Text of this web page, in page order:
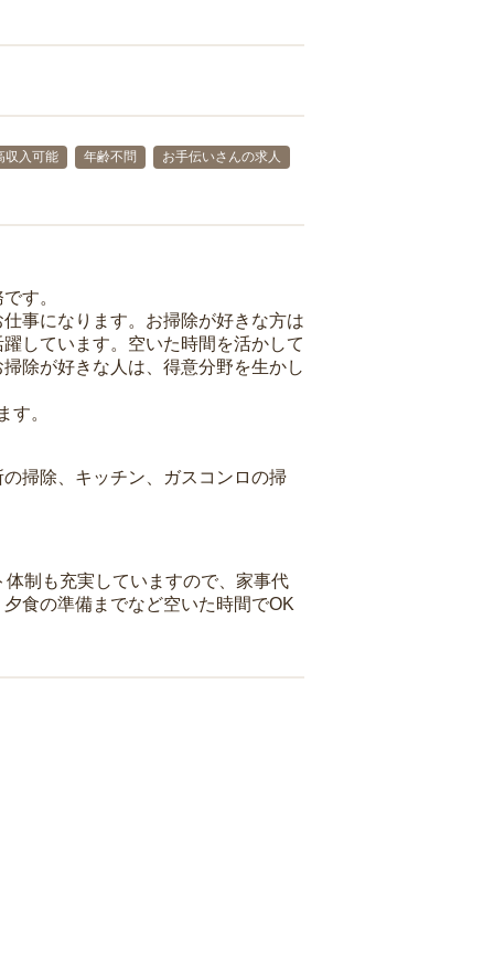
収入可能 年齢不問
お手伝いさんの求人
す。
事になります。お掃除が好きな方は
しています。空いた時間を活かして
除が好きな人は、得意分野を生かし
す。
掃除、キッチン、ガスコンロの掃
制も充実していますので、家事代
食の準備までなど空いた時間でOK